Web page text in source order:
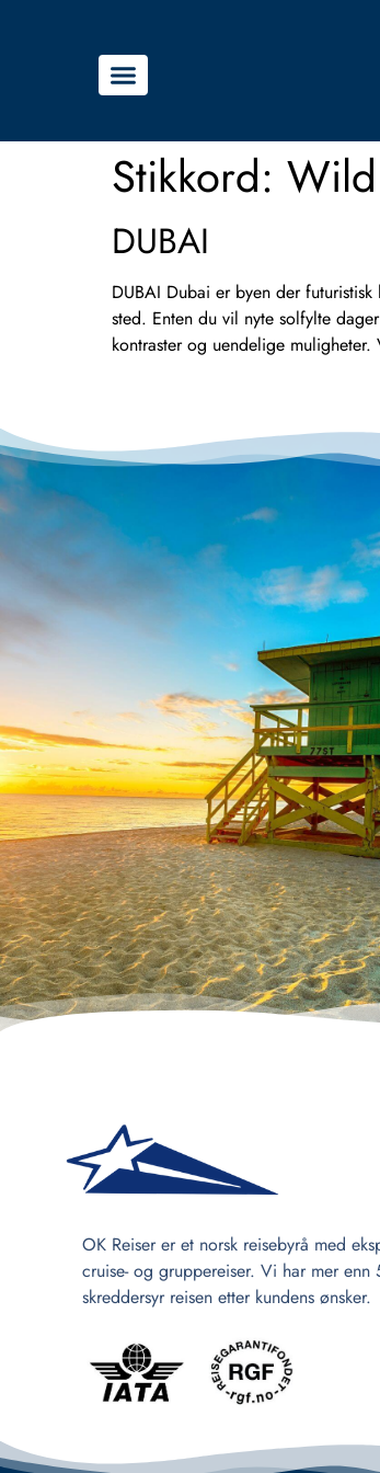
Stikkord:
DUBAI
DUBAI Dubai er byen der
sted. Enten du vil nyte solfylte
kontraster og uendelige
OK Reiser er et norsk reisebyrå med
cruise- og gruppereiser. Vi har mer
skreddersyr reisen etter kundens ønsker.